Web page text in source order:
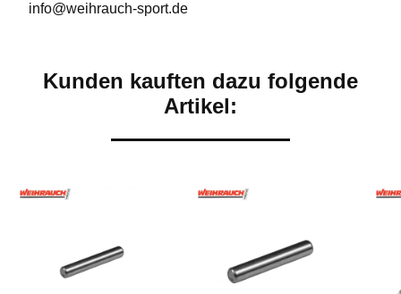
info@weihrauch-sport.de
Kunden kauften dazu folgende
Artikel: